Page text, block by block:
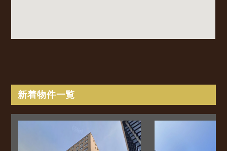
新着物件一覧